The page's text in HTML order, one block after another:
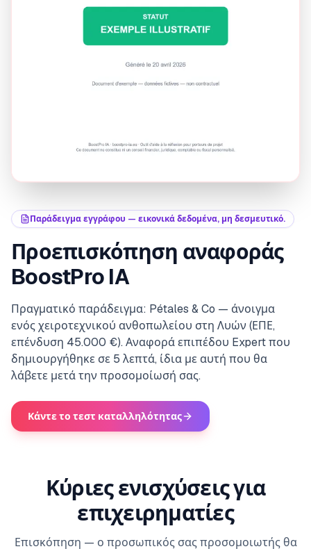
Παράδειγμα εγγράφου — εικονικά δεδομένα, μη δεσμευτικό.
Προεπισκόπηση αναφοράς
BoostPro IA
Πραγματικό παράδειγμα: Pétales & Co — άνοιγμα
ενός χειροτεχνικού ανθοπωλείου στη Λυών (ΕΠΕ,
επένδυση 45.000 €). Αναφορά επιπέδου Expert που
δημιουργήθηκε σε 5 λεπτά, ίδια με αυτή που θα
λάβετε μετά την προσομοίωσή σας.
Κάντε το τεστ καταλληλότητας
Κύριες ενισχύσεις για
επιχειρηματίες
Επισκόπηση — ο προσωπικός σας προσομοιωτής θα